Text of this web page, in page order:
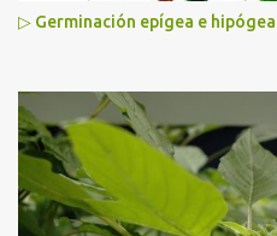
▷ Germinación epígea e hipógea